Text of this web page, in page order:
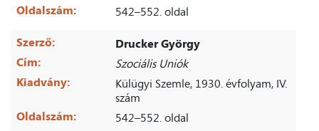
Oldalszám:
542–552. oldal
Szerző:
Drucker György
Cím:
Szociális Uniók
Kiadvány:
Külügyi Szemle, 1930. évfolyam, IV.
szám
Oldalszám:
542–552. oldal